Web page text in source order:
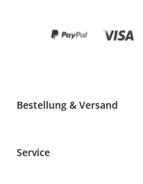
Bestellung & Versand
Informationen zur Lieferung
Service